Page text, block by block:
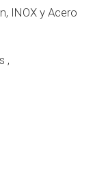
INOX y Acero
,